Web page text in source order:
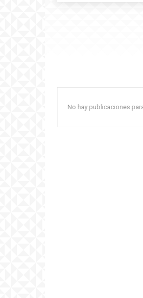
No hay publicaciones